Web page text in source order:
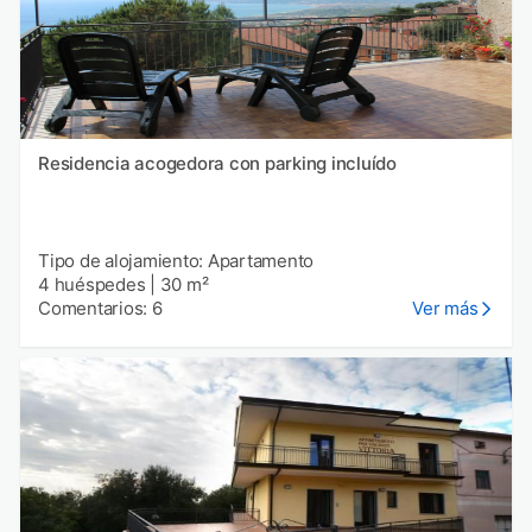
Residencia acogedora con parking incluído
Tipo de alojamiento: Apartamento
4 huéspedes
30 m²
Comentarios: 6
Ver más